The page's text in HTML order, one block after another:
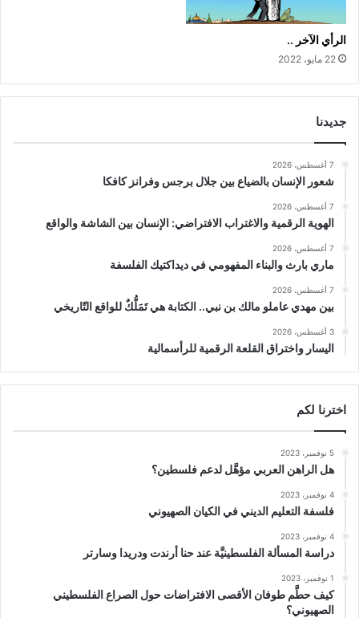
الرأي الآخر ..
22 مايو، 2022
جديدنا
7 أغسطس، 2026
شعور الإنسان بالضياع بين جلال برجس وفرانز كافكا
7 أغسطس، 2026
الهوية الرقمية والاغتراب الافتراضي: الإنسان بين الشاشة والواقع
7 أغسطس، 2026
ماري بارث والبناء المفهومي في ديداكتيك الفلسفة
7 أغسطس، 2026
بين مهدي عاملو مالك بن نبي.. الكتابة هي تَمَلُّكٌ للواقع التّاريخي
3 أغسطس، 2026
اليسار واختراق القلعة الرقمية للرأسمالية
اخترنا لكم
5 نوفمبر، 2023
هل الراهن العربي مؤهَّل لدعم فلسطين؟
4 نوفمبر، 2023
فلسفة التعليم الديني في الكيان الصهيوني
4 نوفمبر، 2023
دراسة المسألة الفلسطينيَّة عند حنا أرندت ودريدا وسارتر
1 نوفمبر، 2023
كيف حطَّم طوفان الأقصى الافتراضات حول الصراع الفلسطيني
الصهيوني؟